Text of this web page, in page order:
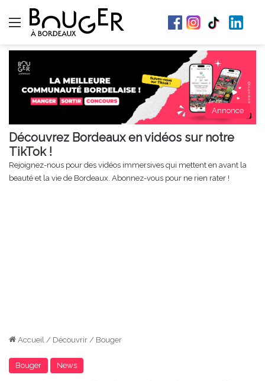
Menu
Annonce
Découvrez Bordeaux en vidéos sur notre
TikTok !
Rejoignez-nous pour des vidéos immersives qui mettent en avant la
beauté et la vie de Bordeaux. Abonnez-vous pour ne rien rater !
Accueil / Découvrir / Bouger
Bouger News